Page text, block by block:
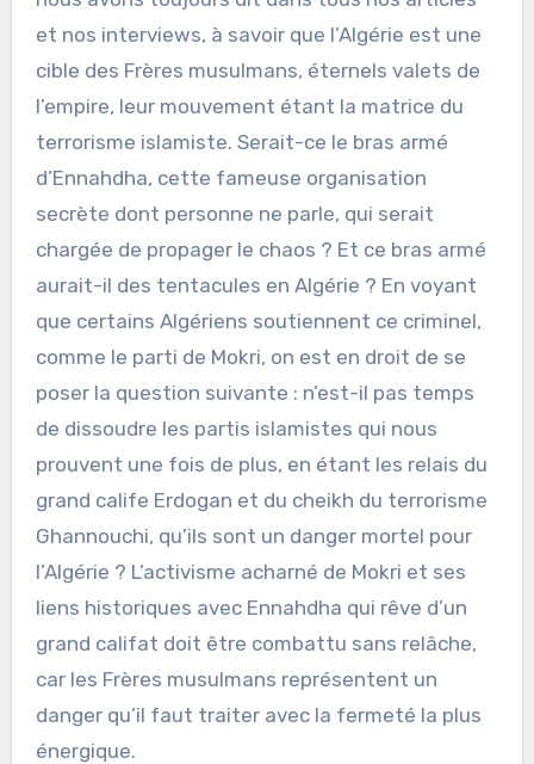
et nos interviews, à savoir que l’Algérie est une
cible des Frères musulmans, éternels valets de
l’empire, leur mouvement étant la matrice du
terrorisme islamiste. Serait-ce le bras armé
d’Ennahdha, cette fameuse organisation
secrète dont personne ne parle, qui serait
chargée de propager le chaos ? Et ce bras armé
aurait-il des tentacules en Algérie ? En voyant
que certains Algériens soutiennent ce criminel,
comme le parti de Mokri, on est en droit de se
poser la question suivante : n’est-il pas temps
de dissoudre les partis islamistes qui nous
prouvent une fois de plus, en étant les relais du
grand calife Erdogan et du cheikh du terrorisme
Ghannouchi, qu’ils sont un danger mortel pour
l’Algérie ? L’activisme acharné de Mokri et ses
liens historiques avec Ennahdha qui rêve d’un
grand califat doit être combattu sans relâche,
car les Frères musulmans représentent un
danger qu’il faut traiter avec la fermeté la plus
énergique.